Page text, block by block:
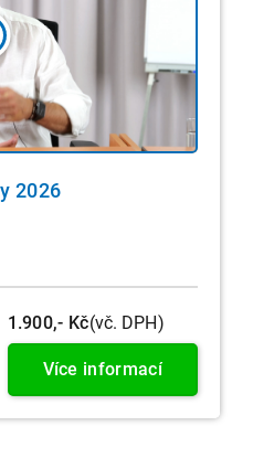
2026
1.900,- Kč(vč. DPH)
Více informací